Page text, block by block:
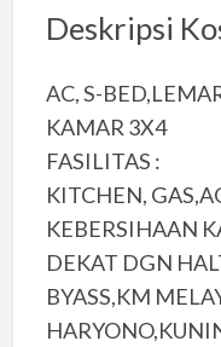
Deskripsi
AC, S-
KAMAR 3X4
FASILITAS :
KITCHEN,
KEBERSIHAAN
DEKAT DGN
BYASS,KM